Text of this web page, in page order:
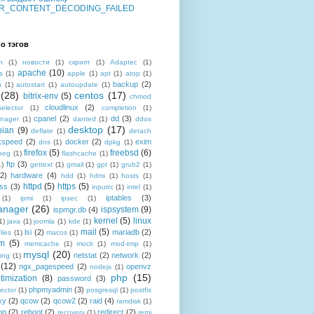
тэгов
(1) новости (1) скрипт (1) Adaptec
(1)
(1) apache (10) apple (1) apt (1) atop (1)
(1) autostart (1) autoupdate (1) backup (2)
(28) bitrix-env (5) centos (17) chmod
(1) cloudlinux (2) completion
(1)
(1) cpanel (2) danted (1) dd (3) ddos
(9) deflate (1) desktop (17) detach
(2) dns (1) docker (2) dpkg (1) exim
(1) firefox (5) flashcache (1) freebsd (6)
ftp (3) gettext (1) gmail (1) gpt (1) grub2 (1)
hardware (4) hdd (1) hdmi (1) hosts (1)
(3) httpd (5) https (5) inputrc (1) intel (1)
(1)
ipmi (1) ipsec (1) iptables (3)
(26) ispmgr.db (4) ispsystem (9)
java (1) joomla (1) kde (1) kernel (5) linux
(1) lsi (2) macos (1) mail (5) mariadb (2)
(5) memcache (1) mock (1) mod-tmp
(1)
(1) mysql (20) netstat (2) network (2)
(12) ngx_pagespeed (2) nodejs (1) openvz
(8) password (3) php (15)
(1) phpmyadmin (3) posgresql (1) postfix
(2) qcow (2) qcow2 (2) raid (4) ramdisk (1)
(2) reboot (2) recovery (1) redirect (2) remi